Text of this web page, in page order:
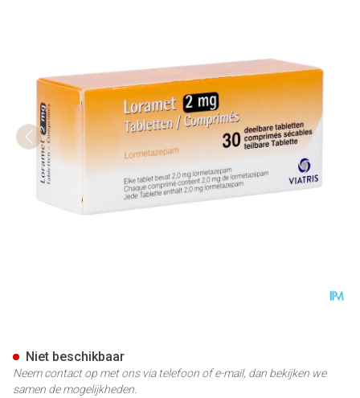
Niet beschikbaar
Neem contact op met ons via telefoon of e-mail, dan bekijken we
samen de mogelijkheden.